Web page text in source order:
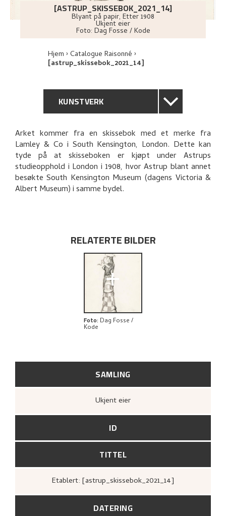
[ASTRUP_SKISSEBOK_2021_14]
Blyant på papir, Etter1908
Ukjent eier
Foto: Dag Fosse / Kode
Hjem Catalogue Raisonné
[astrup_skissebok_2021_14]
KUNSTVERK
GENERELL BESKRIVELSE
TEKNISK INFORMASJON
UTFORSK
SAMLING
Ukjent eier
ID
TITTEL
Etablert: [astrup_skissebok_2021_14]
DATERING
Arket kommer fra en skissebok med et merke fra
Lamley & Co i South Kensington, London. Dette kan
tyde på at skisseboken er kjøpt under Astrups
studieopphold i London i 1908, hvor Astrup blant annet
besøkte South Kensington Museum (dagens Victoria &
Albert Museum) i samme bydel.
RELATERTE BILDER
+
Foto: Dag Fosse /
Kode